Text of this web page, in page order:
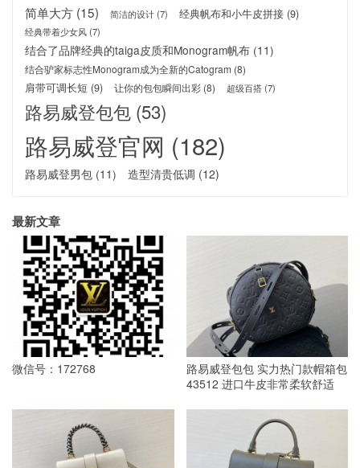
简单大方 (15) 简洁的设计(7) 经典帆布和小牛皮拼接 (9)
经典带着少女风(7)
结合了品牌经典的taiga皮质和Monogram帆布 (11)
结合驴家标志性Monogram成为全新的Catogram (8)
肩带可调长短 (9) 让你的包包瞬间出彩 (8) 超级百搭(7)
路易威登包包 (53)
路易威登官网 (182)
路易威登男包 (11) 造型清贵低调 (12)
最新文章
微信号：172768
路易威登包包 实力热门款帽箱包
43512 进口牛皮非常柔软舒适